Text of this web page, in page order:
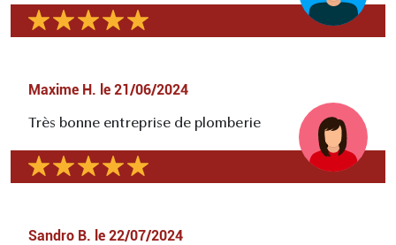
Maxime H. le 21/06/2024
Très bonne entreprise de plomberie
Sandro B. le 22/07/2024